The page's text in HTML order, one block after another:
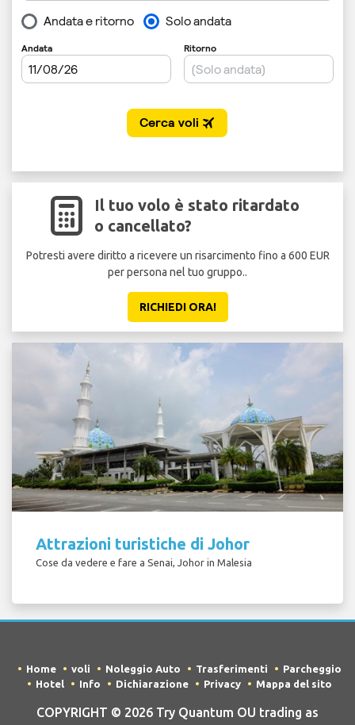
Il tuo volo è stato ritardato
o cancellato?
Potresti avere diritto a ricevere un risarcimento fino a 600 EUR
per persona nel tuo gruppo..
RICHIEDI ORA!
Attrazioni turistiche di Johor
Cose da vedere e fare a Senai, Johor in Malesia
Home voli Noleggio Auto Trasferimenti
Parcheggio
Hotel
Info Dichiarazione Privacy Mappa del sito
COPYRIGHT © 2026 Try Quantum OU trading as